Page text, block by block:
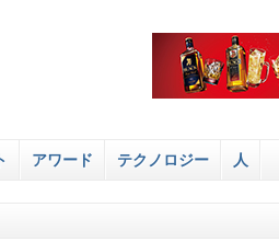
アワード テクノロジー 人